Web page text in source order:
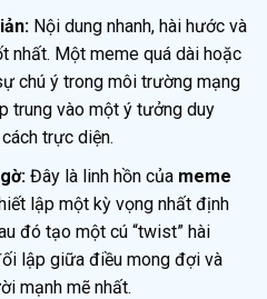
Nội dung nhanh, hài hước và
nhất. Một meme quá dài hoặc
chú ý trong môi trường mạng
trung vào một ý tưởng duy
trực diện.
Đây là linh hồn của meme
lập một kỳ vọng nhất định
đó tạo một cú “twist” hài
lập giữa điều mong đợi và
mạnh mẽ nhất.